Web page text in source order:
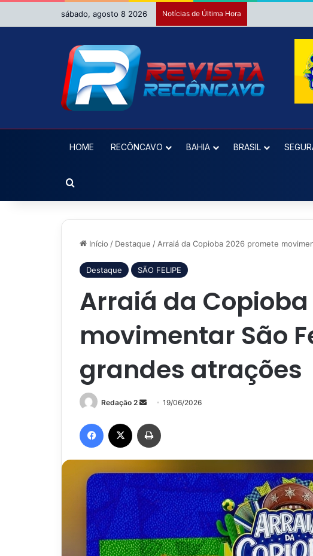
sábado, agosto 8 2026 Notícias de Última Hora
HOME RECÔNCAVO BAHIA BRASIL
Procurar por
Início / Destaque / Arraiá da Copioba 2026 promete
Destaque SÃO FELIPE
Arraiá da
movimentar São
grandes atrações
Redação 2
Mande
e-
mail
19/06/2026
Facebook